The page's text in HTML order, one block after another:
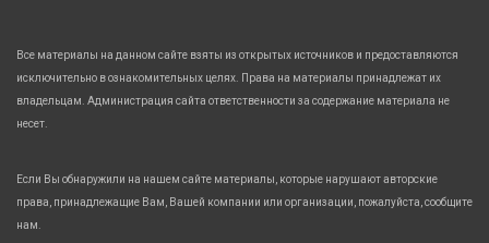
Все материалы на данном сайте взяты из открытых источников и предоставляются
исключительно в ознакомительных целях. Права на материалы принадлежат их
владельцам. Администрация сайта ответственности за содержание материала не
несет.
Если Вы обнаружили на нашем сайте материалы, которые нарушают авторские
права, принадлежащие Вам, Вашей компании или организации, пожалуйста, сообщите
нам.